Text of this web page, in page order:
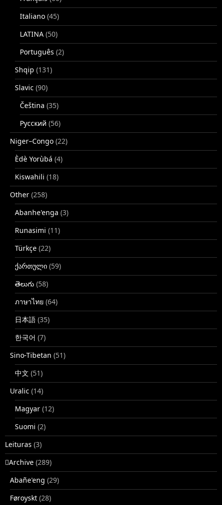
Italiano (45)
LATINA (50)
Português (2)
Shqip (131)
Slavic (90)
Čeština (35)
Русский (56)
Niger–Congo (22)
Èdè Yorùbá (4)
Kiswahili (18)
Other (258)
Abanhe'enga (3)
Runasimi (11)
Türkçe (22)
ქართული (59)
తెలుగు (58)
ภาษาไทย (64)
日本語 (35)
한국어 (7)
Sino-Tibetan (51)
中文 (51)
Uralic (14)
Magyar (12)
Suomi (2)
Leituras (3)
􏿽Archive (289)
Abañe'eng (29)
Føroyskt (28)